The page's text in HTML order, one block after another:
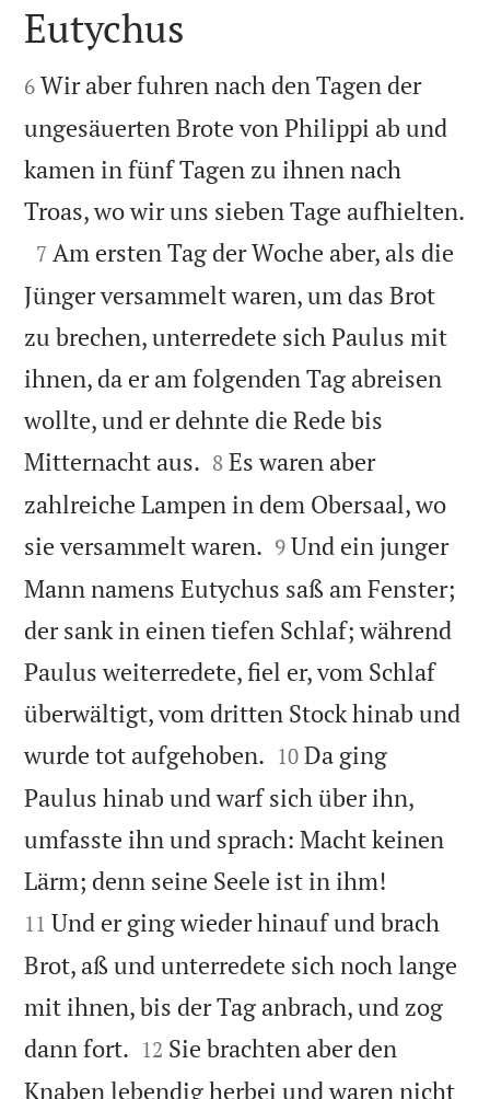

Eutychus

6 Wir aber fuhren nach den Tagen der
ungesäuerten Brote von Philippi ab und
kamen in fünf Tagen zu ihnen nach
Troas, wo wir uns sieben Tage aufhielten.

7 Am ersten Tag der Woche aber, als die
Jünger versammelt waren, um das Brot
zu brechen, unterredete sich Paulus mit
ihnen, da er am folgenden Tag abreisen
wollte, und er dehnte die Rede bis
Mitternacht aus. 

8 Es waren aber
zahlreiche Lampen in dem Obersaal, wo
sie versammelt waren. 

9 Und ein junger
Mann namens Eutychus saß am Fenster;
der sank in einen tiefen Schlaf; während
Paulus weiterredete, fiel er, vom Schlaf
überwältigt, vom dritten Stock hinab und
wurde tot aufgehoben. 

10 Da ging
Paulus hinab und warf sich über ihn,
umfasste ihn und sprach: Macht keinen
Lärm; denn seine Seele ist in ihm!
11 Und er ging wieder hinauf und brach
Brot, aß und unterredete sich noch lange
mit ihnen, bis der Tag anbrach, und zog
dann fort. 

12 Sie brachten aber den
Knaben lebendig herbei und waren nicht